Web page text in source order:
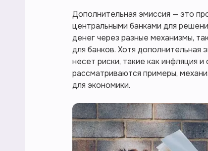
Дополнительная эмиссия — это
центральными банками для
денег через разные механизмы,
для банков. Хотя
несет риски, такие как инфляция
рассматриваются примеры,
для экономики.